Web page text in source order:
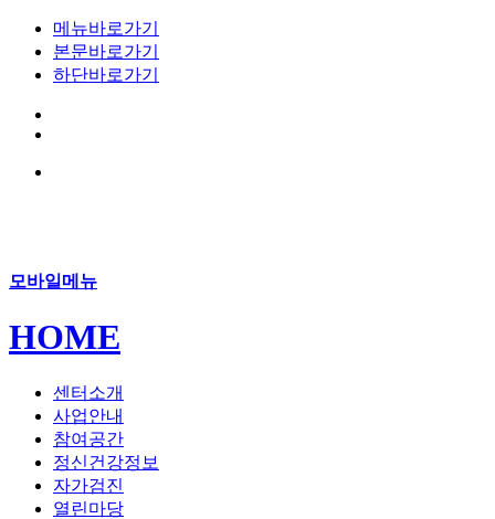
메뉴바로가기
본문바로가기
하단바로가기
모바일메뉴
HOME
센터소개
사업안내
참여공간
정신건강정보
자가검진
열린마당